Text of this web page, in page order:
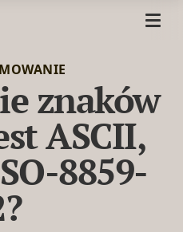
znaków
ASCII,
8859-